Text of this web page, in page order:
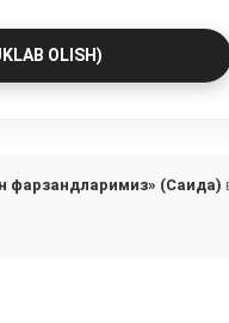
OLISH)
фарзандларимиз» (Саида)